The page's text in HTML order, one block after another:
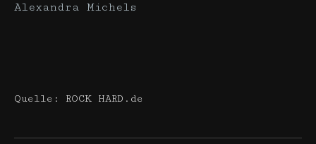
Alexandra Michels
Quelle: ROCK HARD.de